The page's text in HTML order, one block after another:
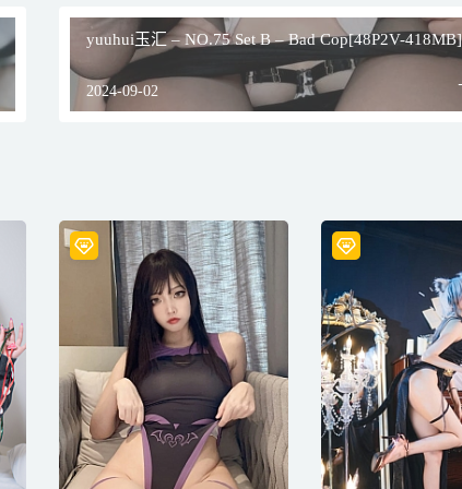
yuuhui玉汇 – NO.75 Set B – Bad Cop[48P2V-418MB]
2024-09-02